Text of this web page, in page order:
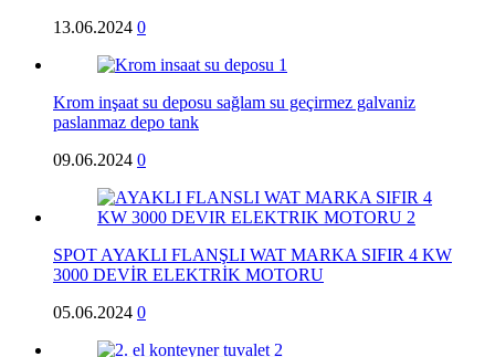
13.06.2024 0
Krom inşaat su deposu sağlam su geçirmez galvaniz
paslanmaz depo tank
09.06.2024 0
SPOT AYAKLI FLANŞLI WAT MARKA SIFIR 4 KW
3000 DEVİR ELEKTRİK MOTORU
05.06.2024 0